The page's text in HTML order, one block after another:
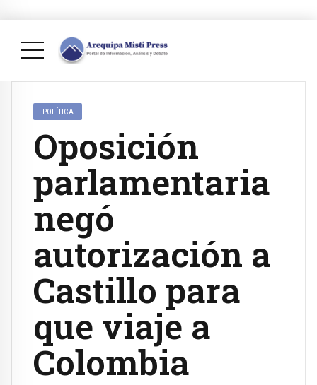
POLÍTICA
Oposición
parlamentaria
negó
autorización a
Castillo para
que viaje a
Colombia